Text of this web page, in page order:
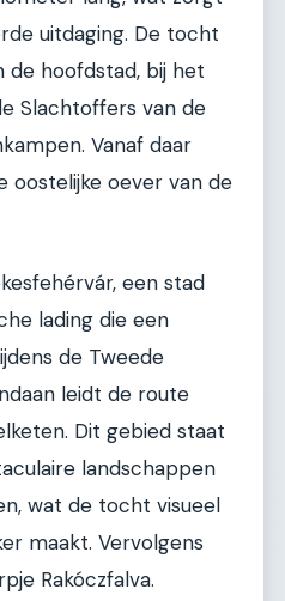
uitdaging. De tocht
hoofdstad, bij het
Slachtoffers van de
Vanaf daar
oostelijke oever van de
een stad
lading die een
de Tweede
leidt de route
Dit gebied staat
landschappen
wat de tocht visueel
maakt. Vervolgens
Rakóczfalva.